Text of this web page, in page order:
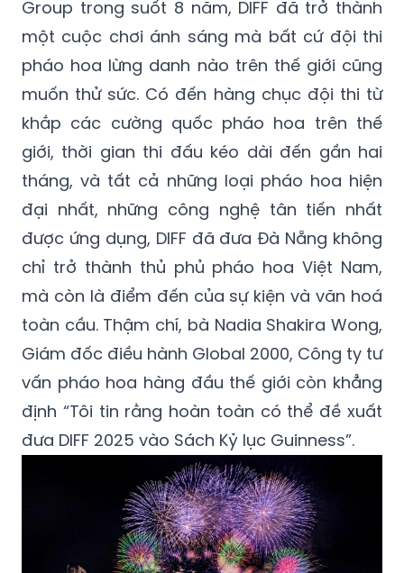
Group trong suốt 8 năm, DIFF đã trở thành
một cuộc chơi ánh sáng mà bất cứ đội thi
pháo hoa lừng danh nào trên thế giới cũng
muốn thử sức. Có đến hàng chục đội thi từ
khắp các cường quốc pháo hoa trên thế
giới, thời gian thi đấu kéo dài đến gần hai
tháng, và tất cả những loại pháo hoa hiện
đại nhất, những công nghệ tân tiến nhất
được ứng dụng, DIFF đã đưa Đà Nẵng không
chỉ trở thành thủ phủ pháo hoa Việt Nam,
mà còn là điểm đến của sự kiện và văn hoá
toàn cầu. Thậm chí, bà Nadia Shakira Wong,
Giám đốc điều hành Global 2000, Công ty tư
vấn pháo hoa hàng đầu thế giới còn khẳng
định “Tôi tin rằng hoàn toàn có thể đề xuất
đưa DIFF 2025 vào Sách Kỷ lục Guinness”.